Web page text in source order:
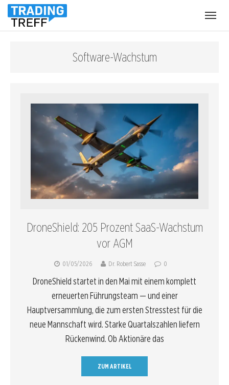
Software-Wachstum
DroneShield: 205 Prozent SaaS-Wachstum
vor AGM
01/05/2026 Dr. Robert Sasse 0
DroneShield startet in den Mai mit einem komplett
erneuerten Führungsteam — und einer
Hauptversammlung, die zum ersten Stresstest für die
neue Mannschaft wird. Starke Quartalszahlen liefern
Rückenwind. Ob Aktionäre das
ZUM ARTIKEL